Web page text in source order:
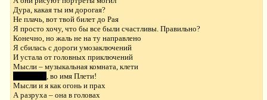
Дура, какая ты им дорогая?
Не плачь, вот твой билет до Рая
Я просто хочу, что бы все были счастливы. Правильно?
Конечно, но жаль не на ту направлено
Я сбилась с дороги умозаключений
И устала от головных приключений
Мысли – музыкальная комната, клети
, во имя Плети!
Мысли и я как огонь и прах
А разруха – она в головах